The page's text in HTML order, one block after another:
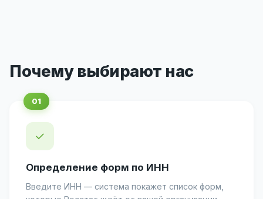
Почему выбирают нас
✓
Определение форм по ИНН
Введите ИНН — система покажет список форм,